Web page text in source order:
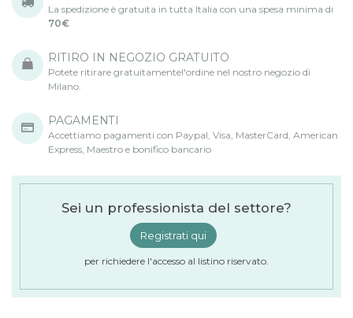
La spedizione è gratuita in tutta Italia con una spesa minima di
70€
RITIRO IN NEGOZIO GRATUITO
Potete ritirare gratuitamentel'ordine nel nostro negozio di
Milano.
PAGAMENTI
Accettiamo pagamenti con Paypal, Visa, MasterCard, American
Express, Maestro e bonifico bancario
Sei un professionista del settore?
Registrati qui
per richiedere l'accesso al listino riservato.